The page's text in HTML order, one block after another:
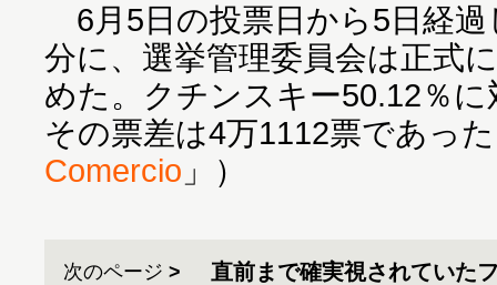
6月5日の投票日から5日経過
分に、選挙管理委員会は正式
めた。クチンスキー50.12％
その票差は4万1112票であっ
Comercio 」）
次のページ 直前まで確実視されていた